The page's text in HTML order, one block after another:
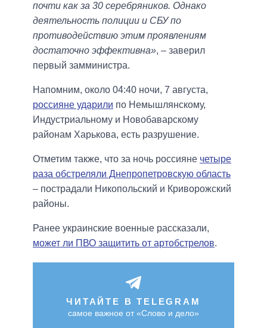
почти как за 30 серебряников. Однако
деятельность полиции и СБУ по
противодействию этим проявлениям
достаточно эффективна», – заверил
первый замминистра.
Напомним, около 04:40 ночи, 7 августа,
россияне ударили по Немышлянскому,
Индустриальному и Новобаварскому
районам Харькова, есть разрушение.
Отметим также, что за ночь россияне четыре
раза обстреляли Днепропетровскую область
– пострадали Никопольский и Криворожский
районы.
Ранее украинские военные рассказали,
может ли ПВО защитить от артобстрелов.
ЧИТАЙТЕ В TELEGRAM
самое важное от «Слово и дело»